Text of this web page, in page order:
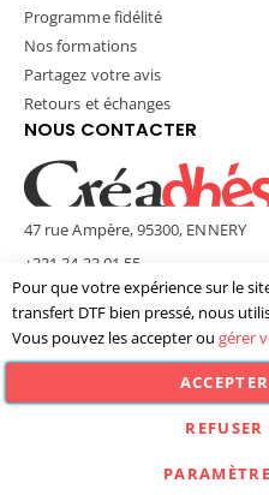
Programme fidélité
Nos formations
Partagez votre avis
Retours et échanges
NOUS CONTACTER
47 rue Ampère, 95300, ENNERY
+331 34 33 01 55
contact@creadhesif.com
Lun - Ven / 9h30 - 12h00 & 14h00
© Créadhésif 2025. Tous Droits
Pour que votre expérience sur le
transfert DTF bien pressé, nous
Vous pouvez les accepter ou gérer